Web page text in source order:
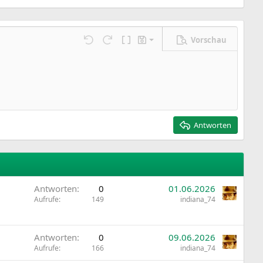
Rückgängig
Wiederholen
BBCode umschalten
Entwürfe
Entwurf speichern
Vorschau
Antworten
Antworten 0
Aufrufe 149
01.06.2026
indiana_74
Antworten 0
Aufrufe 166
09.06.2026
indiana_74